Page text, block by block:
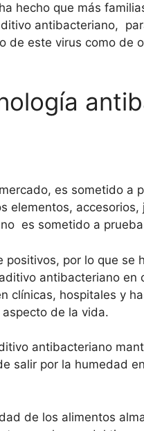
hecho que más
antibacteriano,
de este virus como de
es sometido a
elementos,
es sometido a
por lo que se
antibacteriano en
clínicas, hospitales y
de la vida.
antibacteriano
salir por la humedad
de los alimentos